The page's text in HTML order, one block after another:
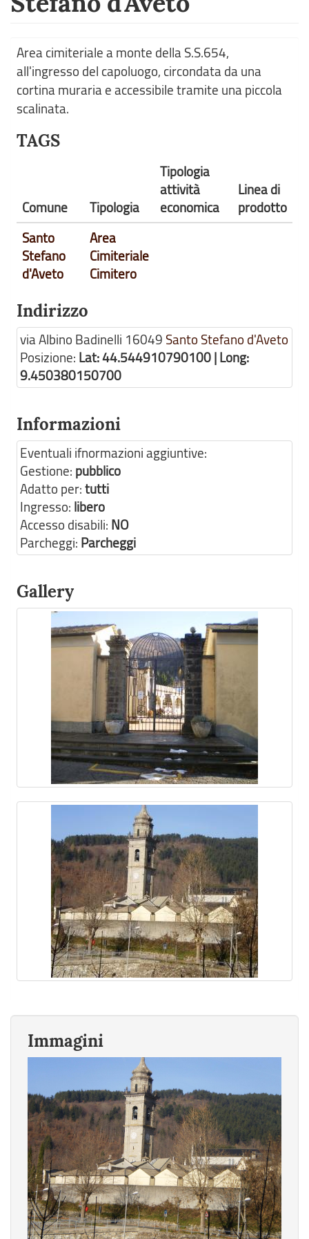
Area cimiteriale a monte della S.S.654,
all'ingresso del capoluogo, circondata da una
cortina muraria e accessibile tramite una piccola
scalinata.
TAGS
Comune Tipologia
Tipologia
attività
economica
Linea di
prodotto
Santo
Stefano
d'Aveto
Area
Cimiteriale
Cimitero
Indirizzo
via Albino Badinelli 16049 Santo Stefano d'Aveto
Posizione: Lat: 44.544910790100 | Long:
9.450380150700
Informazioni
Eventuali ifnormazioni aggiuntive:
Gestione: pubblico
Adatto per:tutti
Ingresso: libero
Accesso disabili: NO
Parcheggi: Parcheggi
Gallery
Immagini